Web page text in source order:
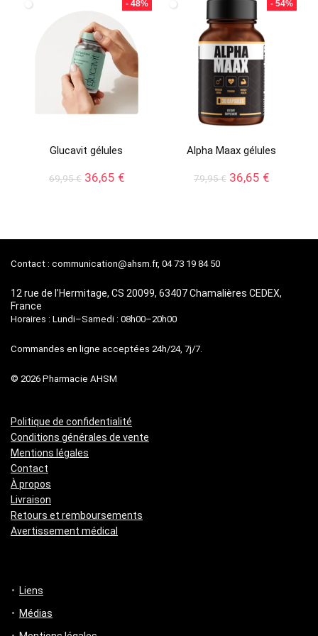
79,95 €.36,95 €.
64,95 €.38,32 €.
- 48%
Glucavit gélules
69,95€ Le
36,65 €Le
- 54%
Alpha Maax gélules
79,95€ Le
36,65 €Le
Contact : communication@ahsm.fr, 04 73 19 84 50
12 rue de l’Hermitage, CS 20099, 63407 Chamalières CEDEX,
France
Horaires : Lundi–Samedi : 08h00–20h00
Commandes en ligne acceptées 24h/24, 7j/7.
© 2026 Pharmacie AHSM
Politique de confidentialité
Conditions générales de vente
Mentions légales
Contact
À propos
Livraison
Retours et remboursements
Avertissement médical
Liens
Médias